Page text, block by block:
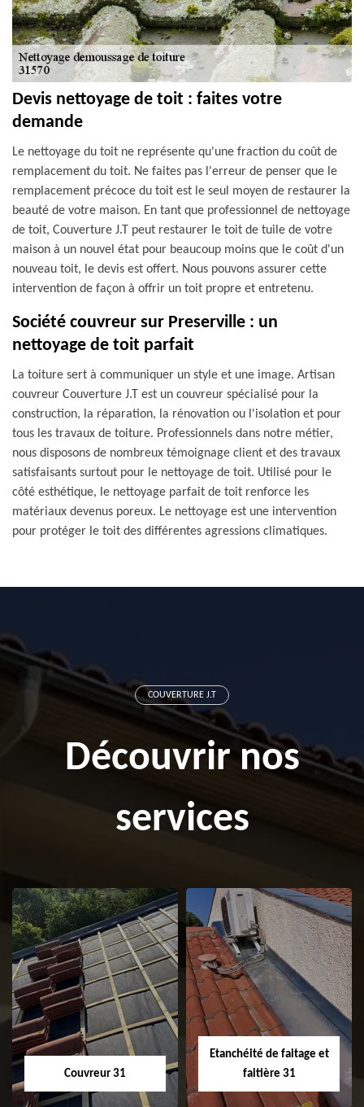
Devis nettoyage de toit : faites votre
demande
Le nettoyage du toit ne représente qu'une fraction du coût de
remplacement du toit. Ne faites pas l'erreur de penser que le
remplacement précoce du toit est le seul moyen de restaurer la
beauté de votre maison. En tant que professionnel de nettoyage
de toit, Couverture J.T peut restaurer le toit de tuile de votre
maison à un nouvel état pour beaucoup moins que le coût d'un
nouveau toit, le devis est offert. Nous pouvons assurer cette
intervention de façon à offrir un toit propre et entretenu.
Société couvreur sur Preserville : un
nettoyage de toit parfait
La toiture sert à communiquer un style et une image. Artisan
couvreur Couverture J.T est un couvreur spécialisé pour la
construction, la réparation, la rénovation ou l'isolation et pour
tous les travaux de toiture. Professionnels dans notre métier,
nous disposons de nombreux témoignage client et des travaux
satisfaisants surtout pour le nettoyage de toit. Utilisé pour le
côté esthétique, le nettoyage parfait de toit renforce les
matériaux devenus poreux. Le nettoyage est une intervention
pour protéger le toit des différentes agressions climatiques.
COUVERTURE J.T
Découvrir nos
services
Couvreur 31
Etanchéité de faitage et
faitière 31